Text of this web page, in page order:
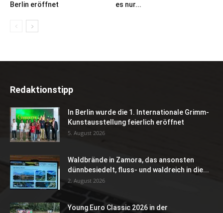
Berlin eröffnet
es nur...
Redaktionstipp
In Berlin wurde die 1. Internationale Grimm-
Kunstausstellung feierlich eröffnet
5. August 2026
Waldbrände in Zamora, das ansonsten
dünnbesiedelt, fluss- und waldreich in die...
2. August 2026
Young Euro Classic 2026 in der